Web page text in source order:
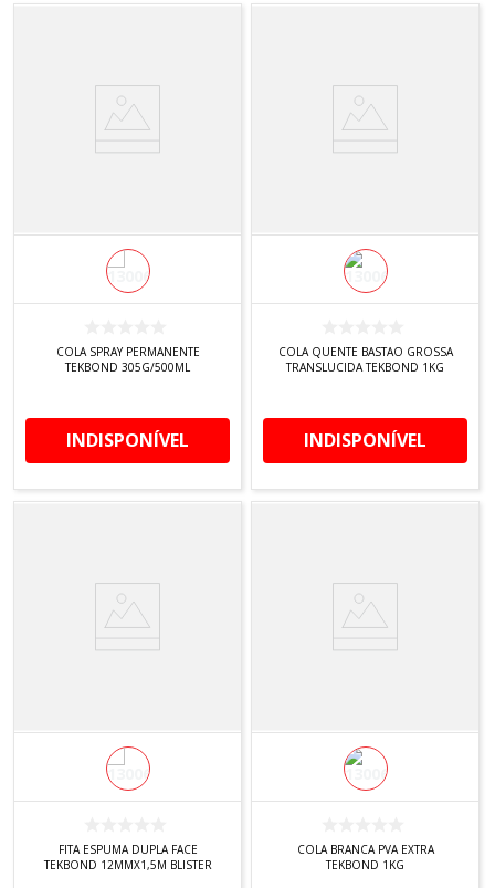
COLA SPRAY PERMANENTE
TEKBOND 305G/500ML
INDISPONÍVEL
COLA QUENTE BASTAO GROSSA
TRANSLUCIDA TEKBOND 1KG
INDISPONÍVEL
FITA ESPUMA DUPLA FACE
TEKBOND 12MMX1,5M BLISTER
COLA BRANCA PVA EXTRA
TEKBOND 1KG